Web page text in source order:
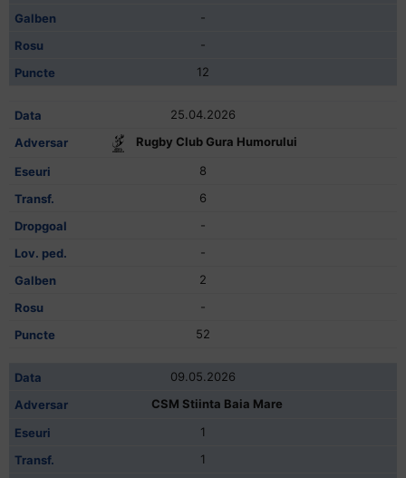
-
-
12
25.04.2026
Rugby Club Gura Humorului
8
6
-
-
2
-
52
09.05.2026
CSM Stiinta Baia Mare
1
1